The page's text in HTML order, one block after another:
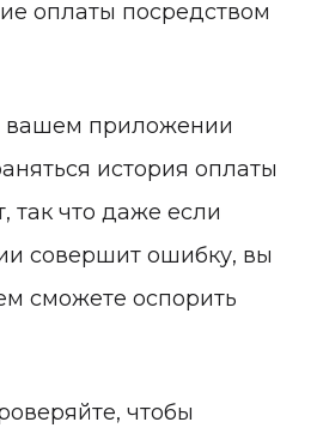
оплаты посредством
вашем приложении
история оплаты
так что даже если
совершит ошибку, вы
сможете оспорить
чтобы